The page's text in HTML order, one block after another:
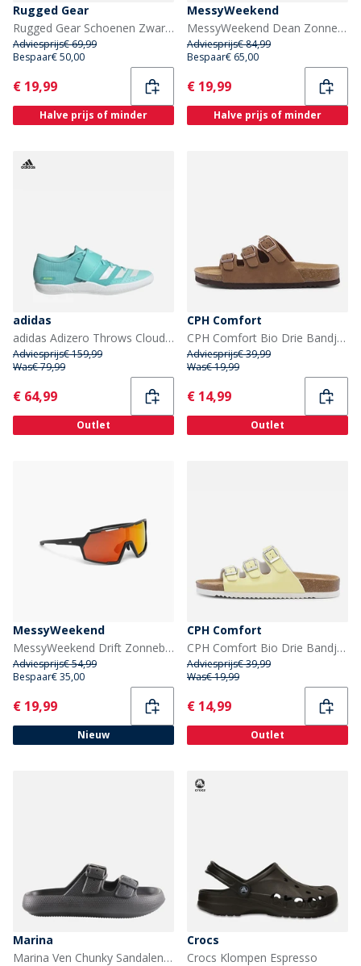
Rugged Gear
Rugged Gear Schoenen Zwart/Goud Black-Gold
Adviesprijs€ 69,99
Bespaar€ 50,00
Current
€ 19,99
Halve prijs of minder
MessyWeekend
MessyWeekend Dean Zonnebril Crystal
Adviesprijs€ 84,99
Bespaar€ 65,00
Current
€ 19,99
Halve prijs of minder
adidas
adidas Adizero Throws Cloudfoam Werpschoenen Atletiek Spikes Flash Aqua/Zero Metalic/Lucid Lemon
Adviesprijs€ 159,99
Was€ 79,99
Current
€ 64,99
Outlet
CPH Comfort
CPH Comfort Bio Drie Bandjes Sandalen Camel
Adviesprijs€ 39,99
Was€ 19,99
Current
€ 14,99
Outlet
MessyWeekend
MessyWeekend Drift Zonnebrillen Black3
Adviesprijs€ 54,99
Bespaar€ 35,00
Current
€ 19,99
Nieuw
CPH Comfort
CPH Comfort Bio Drie Bandjes Sandalen Lemon
Adviesprijs€ 39,99
Was€ 19,99
Current
€ 14,99
Outlet
Marina
Marina Ven Chunky Sandalen Zwart
Crocs
Crocs Klompen Espresso